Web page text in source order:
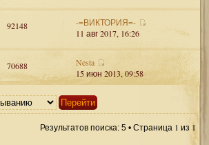
92148
-=ВИКТОРИЯ=-
11 авг 2017, 16:26
70688
Nesta
15 июн 2013, 09:58
Результатов поиска: 5 • Страница 1 из 1